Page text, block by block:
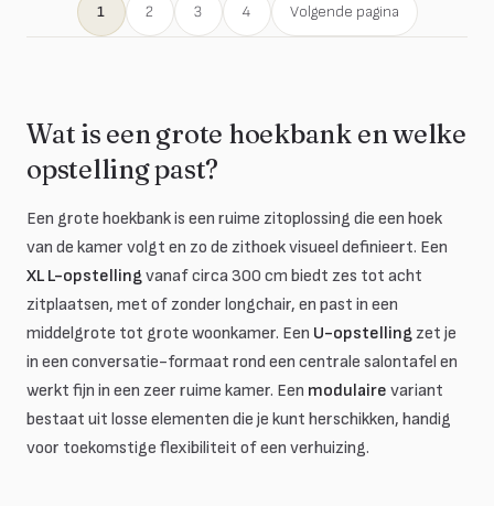
1 2 3 4 Volgende pagina
Wat is een grote hoekbank en welke
opstelling past?
Een grote hoekbank is een ruime zitoplossing die een hoek
van de kamer volgt en zo de zithoek visueel definieert. Een
XL L-opstellingvanaf circa 300 cm biedt zes tot acht
zitplaatsen, met of zonder longchair, en past in een
middelgrote tot grote woonkamer. Een U-opstellingzet je
in een conversatie-formaat rond een centrale salontafel en
werkt fijn in een zeer ruime kamer. Een modulaire variant
bestaat uit losse elementen die je kunt herschikken, handig
voor toekomstige flexibiliteit of een verhuizing.